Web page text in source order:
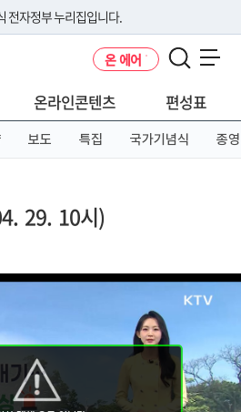
전자정부 누리집입니다.
도메인 주소를 사용하고 있다면 아래 URL에
요
온 에어
온라인콘텐츠 편성표
보도 특집 국가기념식 종영
29. 10시)